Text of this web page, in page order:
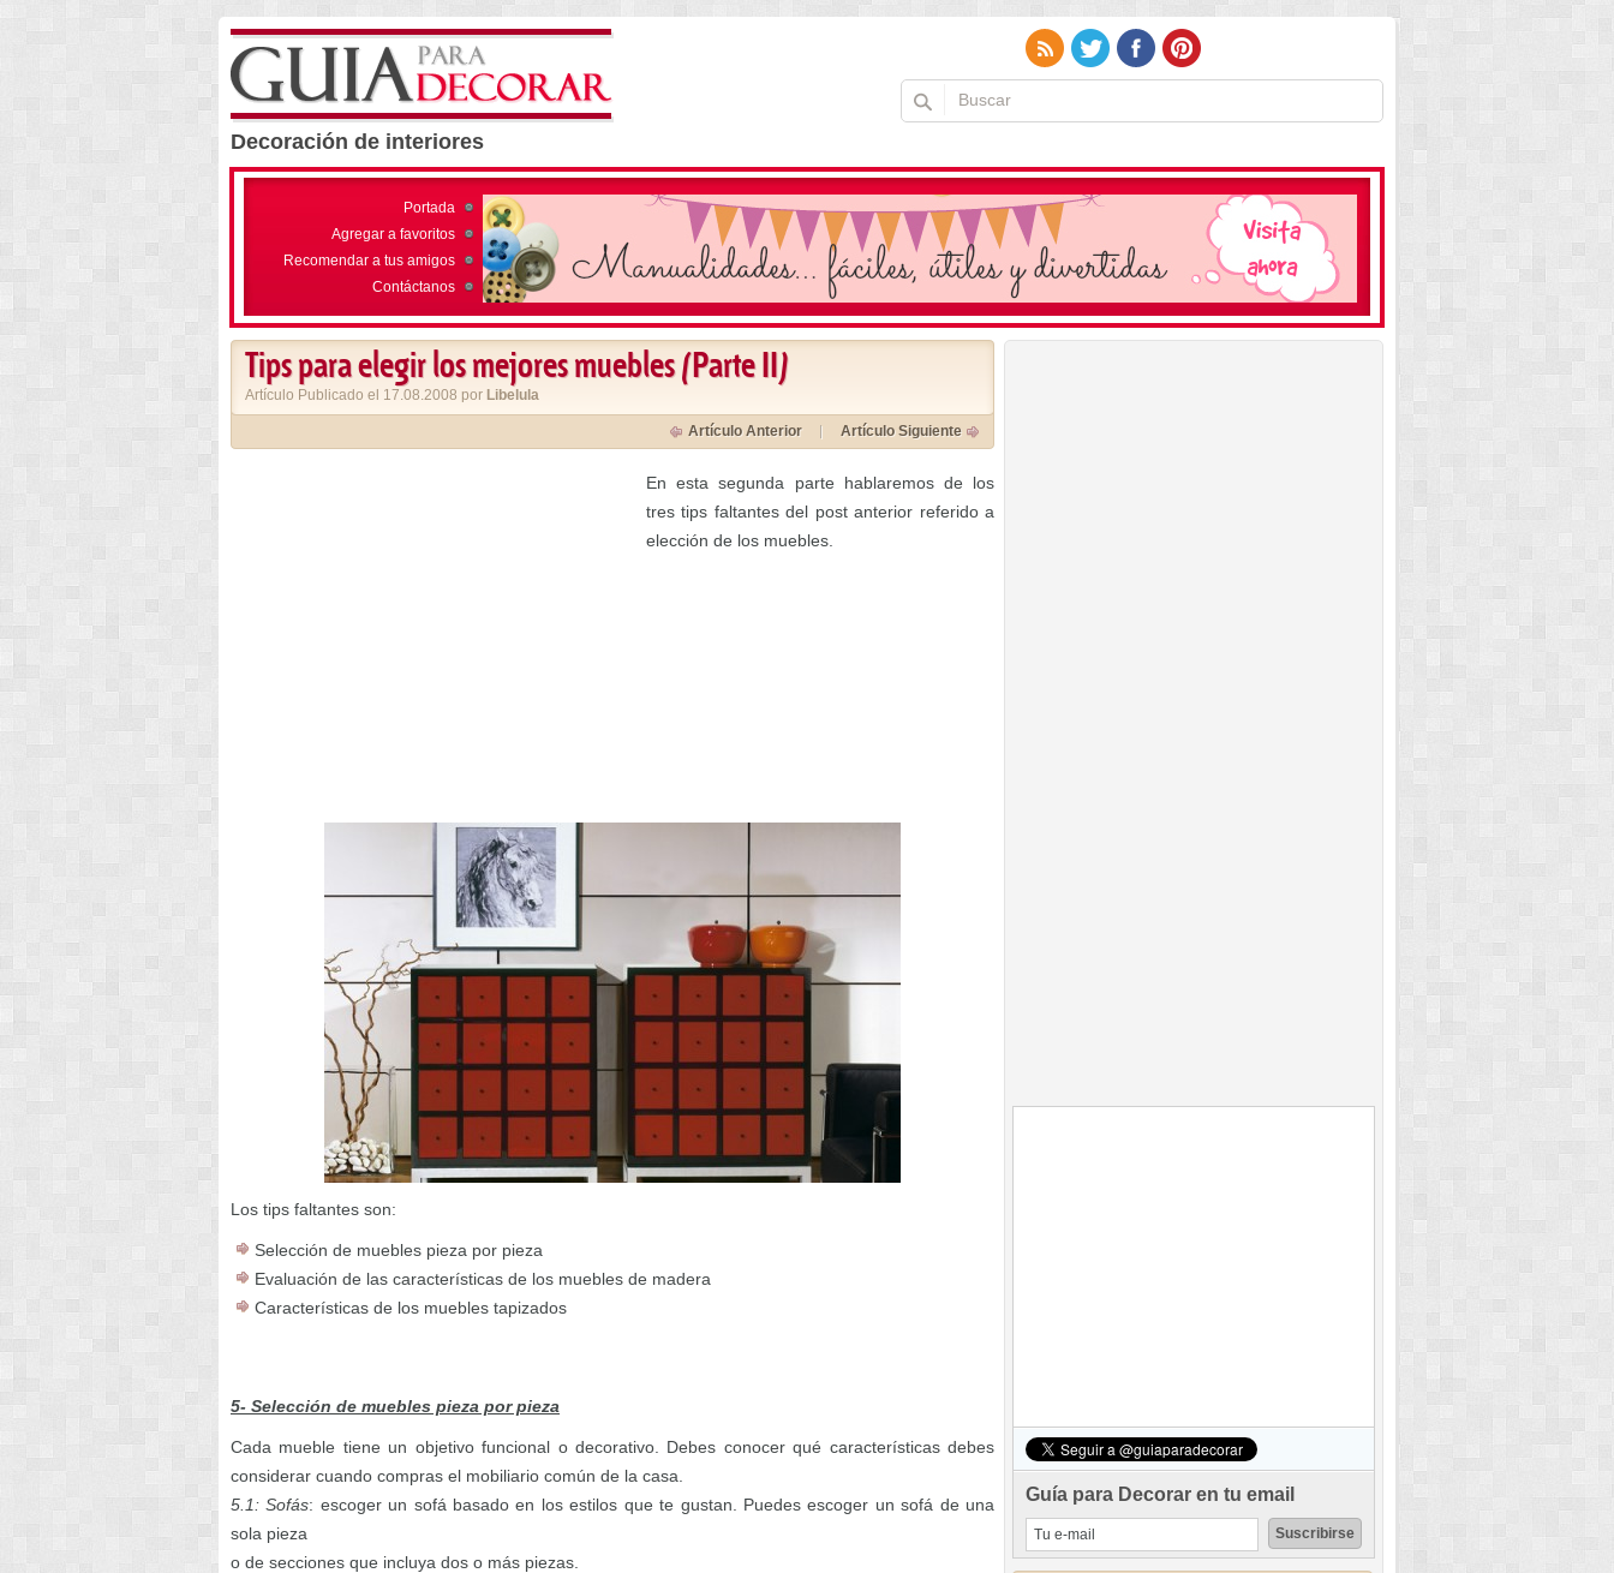
Decoración de interiores
Portada
Agregar a favoritos
Recomendar a tus amigos
Contáctanos
Tips para elegir los mejores muebles (Parte II)
Artículo Publicado el 17.08.2008 por Libelula
Artículo Anterior Artículo Siguiente
En esta segunda parte hablaremos de los
tres tips faltantes del post anterior referido a
elección de los muebles.
Los tips faltantes son:
Selección de muebles pieza por pieza
Evaluación de las características de los muebles de madera
Características de los muebles tapizados
5- Selección de muebles pieza por pieza
Cada mueble tiene un objetivo funcional o decorativo. Debes conocer qué características debes
considerar cuando compras el mobiliario común de la casa.
5.1: Sofás: escoger un sofá basado en los estilos que te gustan. Puedes escoger un sofá de una
sola pieza
o de secciones que incluya dos o más piezas.
Guía para Decorar en tu email